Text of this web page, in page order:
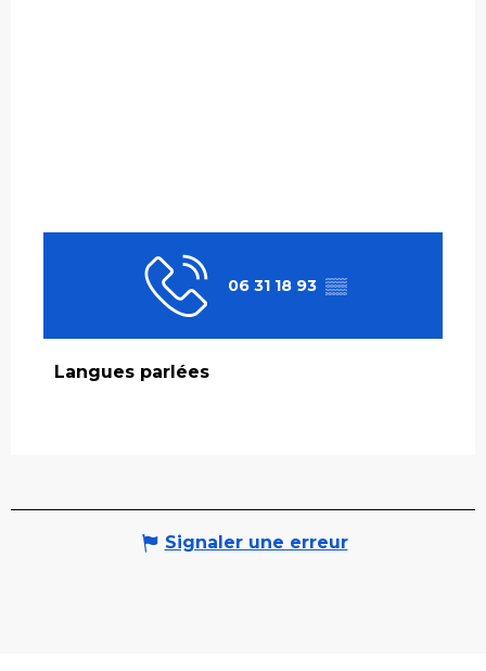
06 31 18 93 ▒▒
Langues parlées
Langues parlées
Signaler une erreur